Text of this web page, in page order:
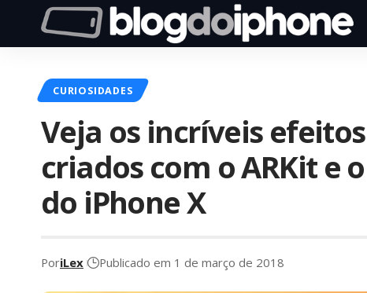
CURIOSIDADES
Veja os incríveis
criados com o ARKit e
do iPhone X
PoriLex Publicado em 1 de março de 2018